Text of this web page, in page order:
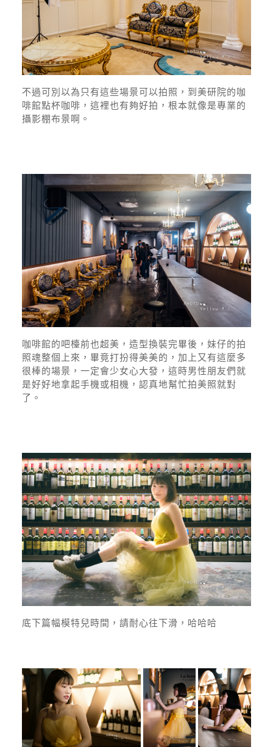
不過可別以為只有這些場景可以拍照，到美研院的咖
啡館點杯咖啡，這裡也有夠好拍，根本就像是專業的
攝影棚布景啊。
咖啡館的吧檯前也超美，造型換裝完畢後，妹仔的拍
照魂整個上來，畢竟打扮得美美的，加上又有這麼多
很棒的場景，一定會少女心大發，這時男性朋友們就
是好好地拿起手機或相機，認真地幫忙拍美照就對
了。
底下篇幅模特兒時間，請耐心往下滑，哈哈哈